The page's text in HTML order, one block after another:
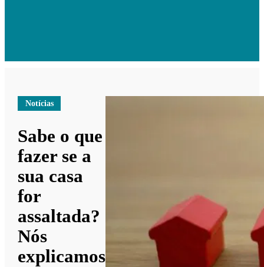
Notícias
Sabe o que
fazer se a
sua casa
for
assaltada?
Nós
explicamos